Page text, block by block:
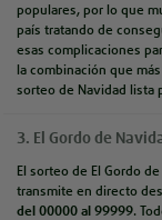
populares, por lo que
país tratando de
esas complicaciones
la combinación que
sorteo de Navidad lista
3. El Gordo de
El sorteo de El Gordo
transmite en directo
del 00000 al 99999.